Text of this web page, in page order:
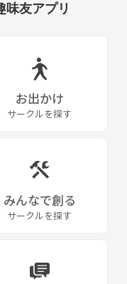
味友アプリ
お出かけ
サークルを探す
みんなで創る
サークルを探す